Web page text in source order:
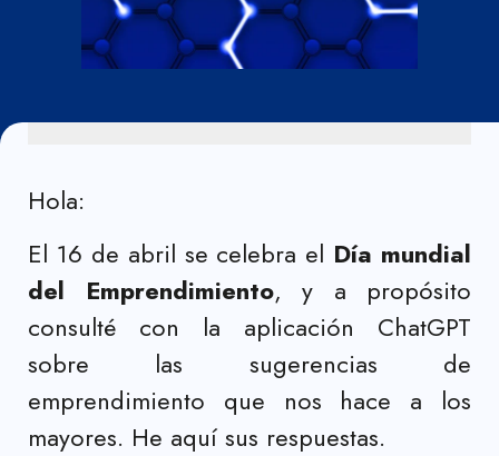
Hola:
El 16 de abril se celebra el Día mundial
del Emprendimiento, y a propósito
consulté con la aplicación ChatGPT
sobre las sugerencias de
emprendimiento que nos hace a los
mayores. He aquí sus respuestas.